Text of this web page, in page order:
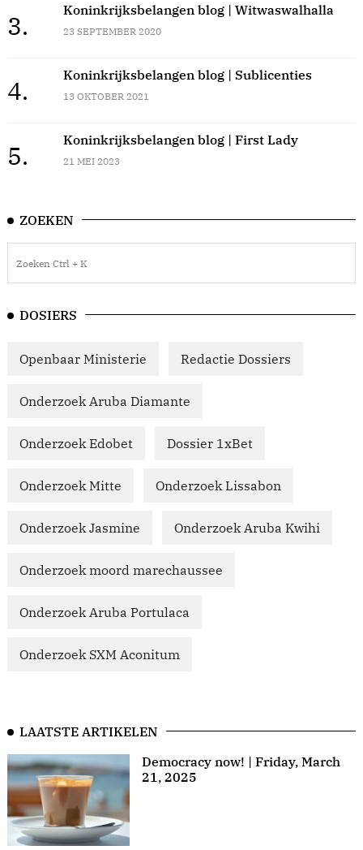
3.
Koninkrijksbelangen blog | Witwaswalhalla
23 SEPTEMBER 2020
4.
Koninkrijksbelangen blog | Sublicenties
13 OKTOBER 2021
5.
Koninkrijksbelangen blog | First Lady
21 MEI 2023
ZOEKEN
DOSIERS
Openbaar Ministerie Redactie Dossiers
Onderzoek Aruba Diamante
Onderzoek Edobet Dossier 1xBet
Onderzoek Mitte Onderzoek Lissabon
Onderzoek Jasmine Onderzoek Aruba Kwihi
Onderzoek moord marechaussee
Onderzoek Aruba Portulaca
Onderzoek SXM Aconitum
LAATSTE ARTIKELEN
Democracy now! | Friday, March
21, 2025